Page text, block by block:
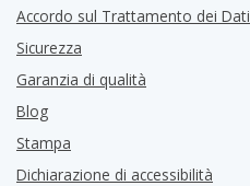
Accordo sul Trattamento dei Dati
Sicurezza
Garanzia di qualità
Blog
Stampa
Dichiarazione di accessibilità